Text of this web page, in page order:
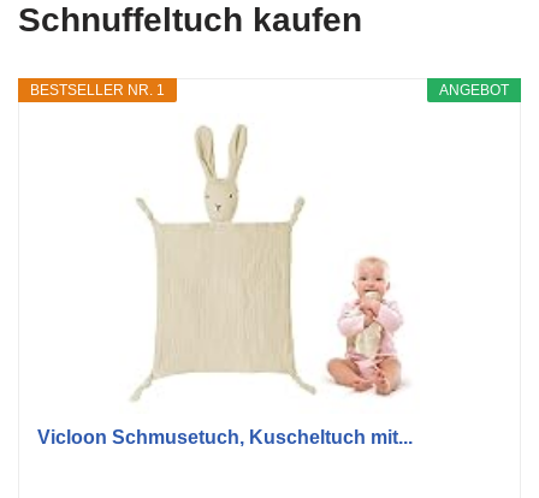
Schnuffeltuch kaufen
ANGEBOT
BESTSELLER NR. 1
Vicloon Schmusetuch, Kuscheltuch mit...